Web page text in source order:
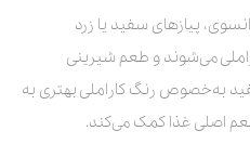
پیازهای سفید یا زرد
می‌شوند و طعم شیرینی
به‌خصوص رنگ کاراملی بهتری به
اصلی غذا کمک می‌کند.